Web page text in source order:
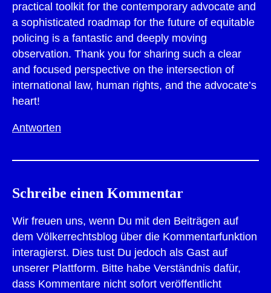
practical toolkit for the contemporary advocate and
a sophisticated roadmap for the future of equitable
policing is a fantastic and deeply moving
observation. Thank you for sharing such a clear
and focused perspective on the intersection of
international law, human rights, and the advocate’s
heart!
Antworten
Schreibe einen Kommentar
Wir freuen uns, wenn Du mit den Beiträgen auf
dem Völkerrechtsblog über die Kommentarfunktion
interagierst. Dies tust Du jedoch als Gast auf
unserer Plattform. Bitte habe Verständnis dafür,
dass Kommentare nicht sofort veröffentlicht